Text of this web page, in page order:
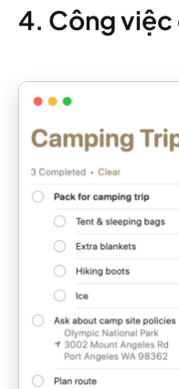
4. Công việc